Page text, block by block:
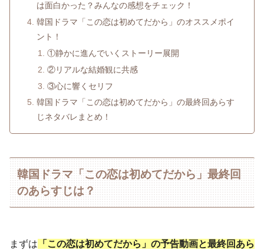
は面白かった？みんなの感想をチェック！
韓国ドラマ「この恋は初めてだから」のオススメポイ
ント！
①静かに進んでいくストーリー展開
②リアルな結婚観に共感
③心に響くセリフ
韓国ドラマ「この恋は初めてだから」の最終回あらす
じネタバレまとめ！
韓国ドラマ「この恋は初めてだから」最終回
のあらすじは？
まずは 「この恋は初めてだから」の予告動画と最終回あら